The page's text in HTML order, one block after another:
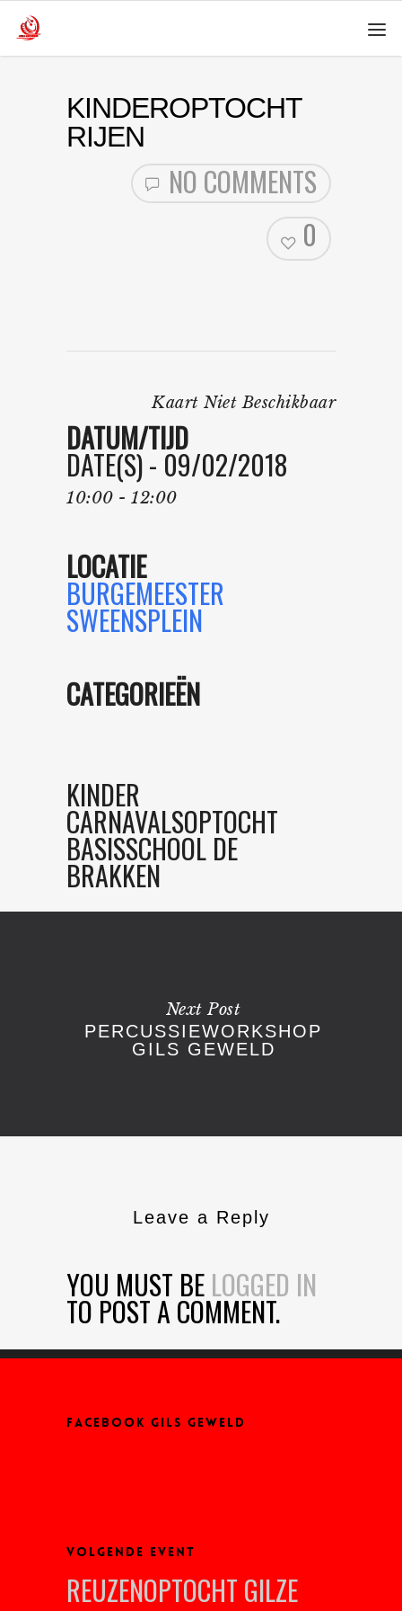
KINDEROPTOCHT
RIJEN
NO COMMENTS
0
Kaart Niet Beschikbaar
DATUM/TIJD
DATE(S) - 09/02/2018
10:00 - 12:00
LOCATIE
BURGEMEESTER
SWEENSPLEIN
CATEGORIEËN
KINDER
CARNAVALSOPTOCHT
BASISSCHOOL DE
BRAKKEN
Next Post
PERCUSSIEWORKSHOP
GILS GEWELD
Leave a Reply
YOU MUST BE LOGGED IN
TO POST A COMMENT.
FACEBOOK GILS GEWELD
VOLGENDE EVENT
REUZENOPTOCHT GILZE